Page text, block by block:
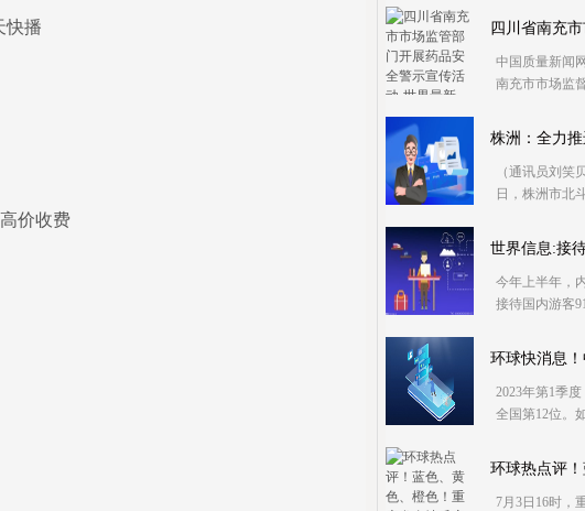
快播
价收费
四川省南充
中国质量新闻
南充市市场监
株洲：全力
（通讯员刘笑
日，株洲市北
世界信息:接
今年上半年，
接待国内游客
环球快消息
2023年第1季
全国第12位。
环球热点评
7月3日16时，